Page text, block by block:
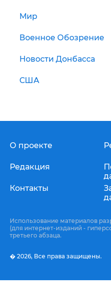
Мир
Военное Обозрение
Новости Донбасса
США
О проекте
Редакция
Контакты
Использование материалов
(для интернет-изданий -
третьего абзаца.
� 2026, Все права защищены.